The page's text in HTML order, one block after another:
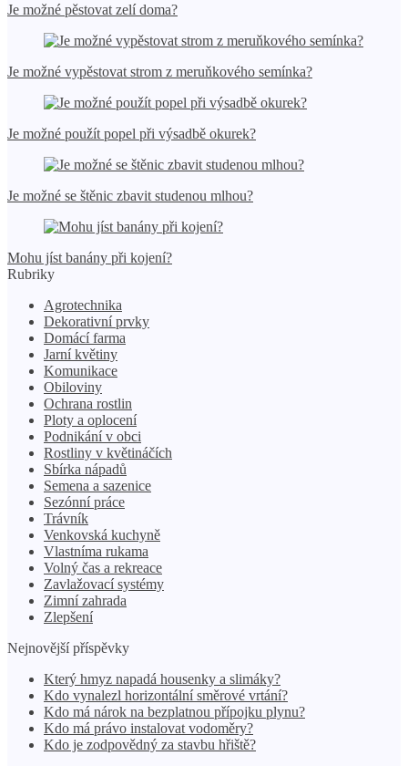
Je možné pěstovat zelí doma?
Je možné vypěstovat strom z meruňkového semínka?
Je možné použít popel při výsadbě okurek?
Je možné se štěnic zbavit studenou mlhou?
Mohu jíst banány při kojení?
Rubriky
Agrotechnika
Dekorativní prvky
Domácí farma
Jarní květiny
Komunikace
Obiloviny
Ochrana rostlin
Ploty a oplocení
Podnikání v obci
Rostliny v květináčích
Sbírka nápadů
Semena a sazenice
Sezónní práce
Trávník
Venkovská kuchyně
Vlastníma rukama
Volný čas a rekreace
Zavlažovací systémy
Zimní zahrada
Zlepšení
Nejnovější příspěvky
Který hmyz napadá housenky a slimáky?
Kdo vynalezl horizontální směrové vrtání?
Kdo má nárok na bezplatnou přípojku plynu?
Kdo má právo instalovat vodoměry?
Kdo je zodpovědný za stavbu hřiště?